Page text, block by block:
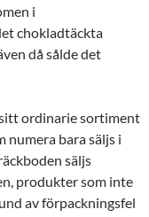
i
chokladtäckta
då sålde det
ordinarie sortiment
numera bara säljs i
säljs
produkter som inte
av förpackningsfel